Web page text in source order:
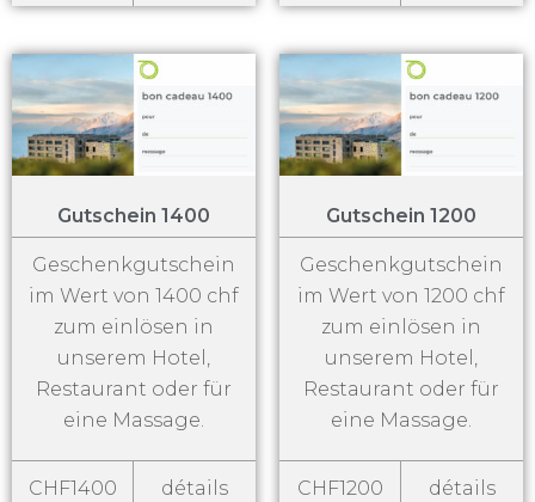
Gutschein 1400
Geschenkgutschein
im Wert von 1400 chf
zum einlösen in
unserem Hotel,
Restaurant oder für
eine Massage.
CHF1400 détails
Gutschein 1200
Geschenkgutschein
im Wert von 1200 chf
zum einlösen in
unserem Hotel,
Restaurant oder für
eine Massage.
CHF1200 détails